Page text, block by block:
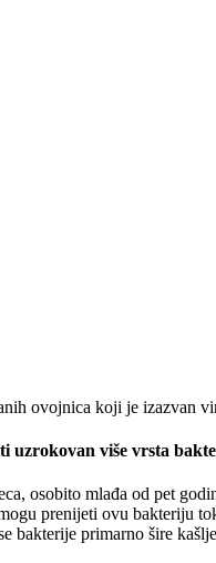
ovojnica koji je izazvan
uzrokovan više vrsta
osobito mlađa od pet
prenijeti ovu bakteriju
bakterije primarno šire